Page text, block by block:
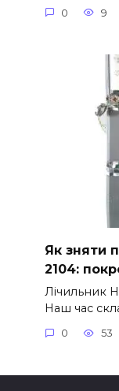
0 9
Як зняти
2104:
Лічильник
Наш час
0 53